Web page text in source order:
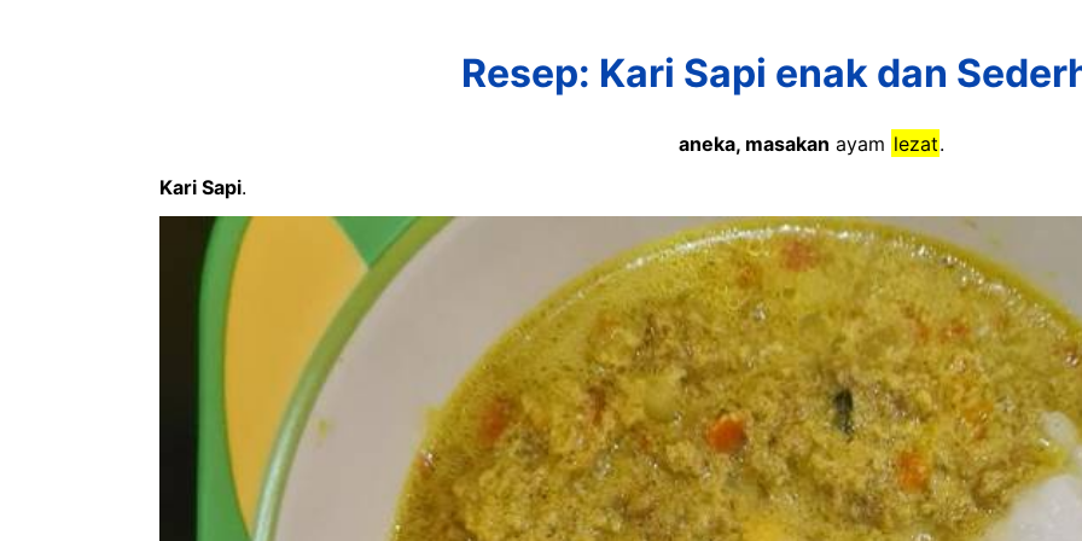
Resep: Kari Sapi enak dan
aneka, masakan ayam lezat.
Kari Sapi.